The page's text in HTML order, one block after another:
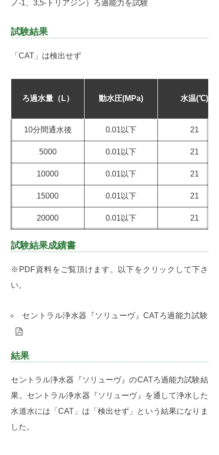
ノ-1、3,5-トリアジン）ろ過能力を試験
試験結果
「CAT」は検出せず
ろ過水量（L） 動水圧(MPa) 水温(℃)
10分間通水後 0.01以下 21
5000 0.01以下 21
10000 0.01以下 21
15000 0.01以下 21
20000 0.01以下 21
試験結果成績書
※PDF資料をご覧頂けます。以下をクリックして下さ
い。
セントラル浄水器『ソリューヴ』CATろ過能力試験
結果
セントラル浄水器『ソリューヴ』のCATろ過能力試験結
果。セントラル浄水器『ソリューヴ』を通して浄水した
水道水には「CAT」は「検出せず」という結果になりま
した。